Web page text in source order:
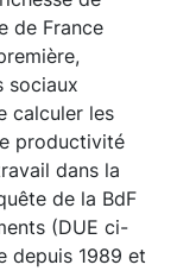
de France
sociaux
calculer les
productivité
dans la
de la BdF
(DUE ci-
depuis 1989 et